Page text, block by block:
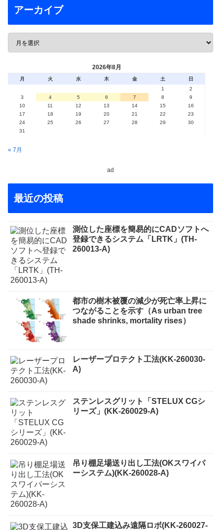
アーカイブ
2026年8月
月 火 水 木 金 土
日
1
2
3
4 5 6 7 8
9
10
11 12 13 14 15
16
17
18 19 20 21 22
23
24
25 26 27 28 29
30
31
« 7月
ad
最近の投稿
測位した座標を簡易的にCADソフトへ
登録できるシステム「LRTK」(TH-
260013-A)
都市の樹木被覆の減少が死亡率上昇に
つながることを示す（As urban tree
shade shrinks, mortality rises）
レーザープロテクト⼯法(KK-260030-
A)
ステンレスグリット「STELUX CGシ
リーズ」(KK-260029-A)
吊り棚足場送り出し工法(OKスワイパ
ーシステム)(KK-260028-A)
3D支保工建込み遠隔ロボ(KK-260027-